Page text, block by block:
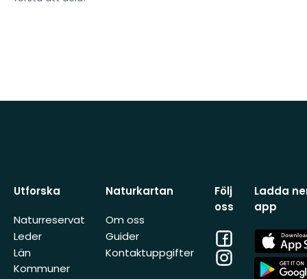
Utforska
Naturreservat
Leder
Län
Kommuner
Naturkartan
Om oss
Guider
Kontaktuppgifter
Följ
oss
Facebook
Instagram
Ladda
app
App
Store
App